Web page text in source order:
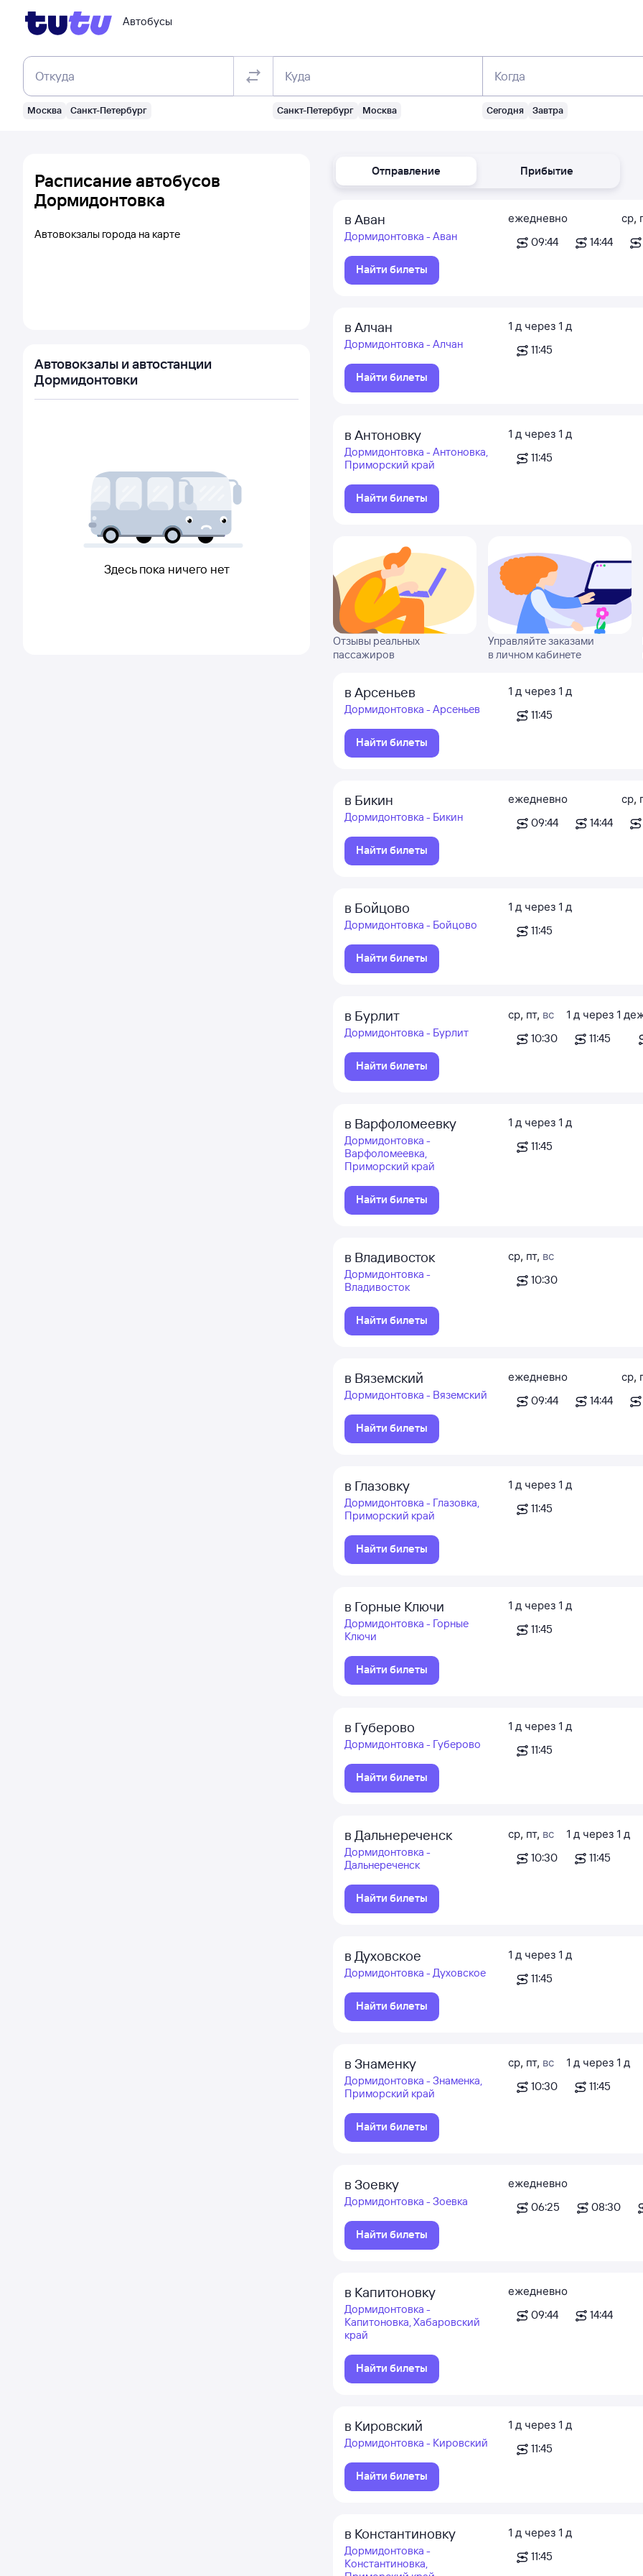
Автобусы
Откуда
Москва Санкт-Петербург
Куда
Санкт-Петербург Москва
Когда
Сегодня Завтра
Отправление Прибытие
в Аван
Дормидонтовка - Аван
Найти билеты
ежедневно
09:44
14:44
ср,
в Алчан
Дормидонтовка - Алчан
Найти билеты
1 д через 1 д
11:45
в Антоновку
Дормидонтовка - Антоновка,
Приморский край
Найти билеты
1 д через 1 д
11:45
Отзывы реальных
пассажиров
Управляйте заказами
в личном кабинете
в Арсеньев
Дормидонтовка - Арсеньев
Найти билеты
1 д через 1 д
11:45
в Бикин
Дормидонтовка - Бикин
Найти билеты
ежедневно
09:44
14:44
ср,
в Бойцово
Дормидонтовка - Бойцово
Найти билеты
1 д через 1 д
11:45
в Бурлит
Дормидонтовка - Бурлит
Найти билеты
ср, пт, вс
10:30
1 д через 1 д
11:45
в Варфоломеевку
Дормидонтовка -
Варфоломеевка,
Приморский край
Найти билеты
1 д через 1 д
11:45
в Владивосток
Дормидонтовка -
Владивосток
Найти билеты
ср, пт, вс
10:30
в Вяземский
Дормидонтовка - Вяземский
Найти билеты
ежедневно
09:44
14:44
ср,
в Глазовку
Дормидонтовка - Глазовка,
Приморский край
Найти билеты
1 д через 1 д
11:45
в Горные Ключи
Дормидонтовка - Горные
Ключи
Найти билеты
1 д через 1 д
11:45
в Губерово
Дормидонтовка - Губерово
Найти билеты
1 д через 1 д
11:45
в Дальнереченск
Дормидонтовка -
Дальнереченск
Найти билеты
ср, пт, вс
10:30
1 д через 1 д
11:45
в Духовское
Дормидонтовка - Духовское
Найти билеты
1 д через 1 д
11:45
в Знаменку
Дормидонтовка - Знаменка,
Приморский край
Найти билеты
ср, пт, вс
10:30
1 д через 1 д
11:45
в Зоевку
Дормидонтовка - Зоевка
Найти билеты
ежедневно
06:25
08:30
в Капитоновку
Дормидонтовка -
Капитоновка, Хабаровский
край
Найти билеты
ежедневно
09:44
14:44
в Кировский
Дормидонтовка - Кировский
Найти билеты
1 д через 1 д
11:45
в Константиновку
Дормидонтовка -
Константиновка,
1 д через 1 д
11:45
Расписание автобусов
Дормидонтовка
Автовокзалы города на карте
Автовокзалы и автостанции
Дормидонтовки
Здесь пока ничего нет